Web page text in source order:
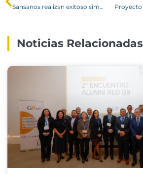
Sansanos realizan exitoso simposio sobre industria 4.0
Noticias Relacionadas